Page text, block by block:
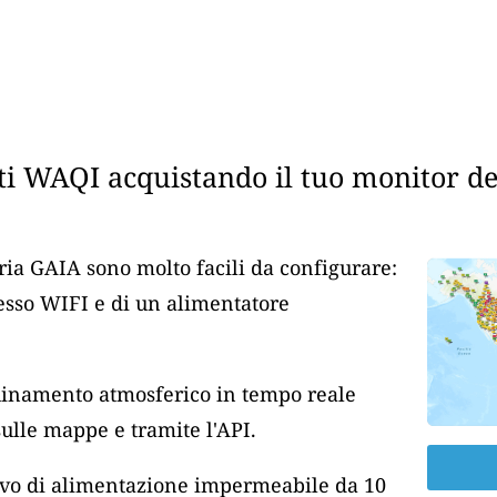
WAQI acquistando il tuo monitor
GAIA sono molto facili da configurare:
WIFI e di un alimentatore
atmosferico in tempo reale
mappe e tramite l'API.
di alimentazione impermeabile da 10